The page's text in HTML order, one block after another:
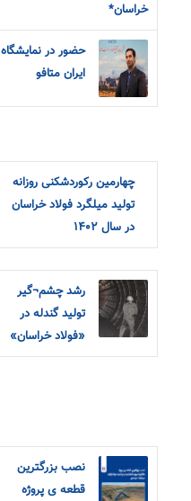
خراسان*
حضور در نمایشگاه
ایران متافو
چهارمین رکوردشکنی روزانه
تولید میلگرد فولاد خراسان
در سال ۱۴۰۲
رشد چشم¬گیر
تولید گندله در
«فولاد خراسان»
نصب بزرگترین
قطعه ی پروژه